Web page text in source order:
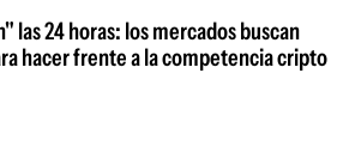
las 24 horas: los mercados buscan
hacer frente a la competencia cripto